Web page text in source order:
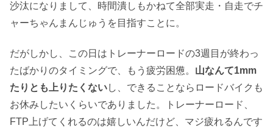
沙汰になりまして、時間潰しもかねて全部実走・自走でチ
ャーちゃんまんじゅうを目指すことに。
だがしかし、この日はトレーナーロードの3週目が終わっ
たばかりのタイミングで、もう疲労困憊。 山なんて1mm
たりとも上りたくないし、できることならロードバイクも
お休みしたいくらいでありました。トレーナーロード、
FTP上げてくれるのは嬉しいんだけど、マジ疲れるんです